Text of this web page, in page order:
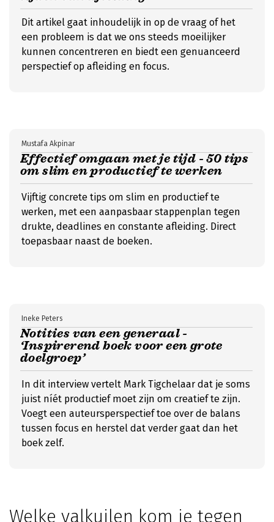
Dit artikel gaat inhoudelijk in op de vraag of het
een probleem is dat we ons steeds moeilijker
kunnen concentreren en biedt een genuanceerd
perspectief op afleiding en focus.
Effectief omgaan met je tijd - 50 tips
om slim en productief te werken
Mustafa Akpinar
Vijftig concrete tips om slim en productief te
werken, met een aanpasbaar stappenplan tegen
drukte, deadlines en constante afleiding. Direct
toepasbaar naast de boeken.
Notities van een generaal -
‘Inspirerend boek voor een grote
doelgroep’
Ineke Peters
In dit interview vertelt Mark Tigchelaar dat je soms
juist níét productief moet zijn om creatief te zijn.
Voegt een auteursperspectief toe over de balans
tussen focus en herstel dat verder gaat dan het
boek zelf.
Welke valkuilen kom je tegen